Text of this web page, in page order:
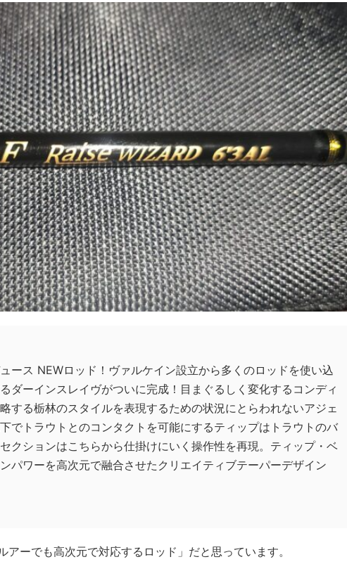
ース NEWロッド！ヴァルケイン設立から多くのロッドを使い込
ダーインスレイヴがついに完成！目まぐるしく変化するコンディ
する栃林のスタイルを表現するための状況にとらわれないアジェ
でトラウトとのコンタクトを可能にするティップはトラウトのバ
クションはこちらから仕掛けにいく操作性を再現。ティップ・ベ
パワーを高次元で融合させたクリエイティブテーパーデザイン
ーでも高次元で対応するロッド」だと思っています。